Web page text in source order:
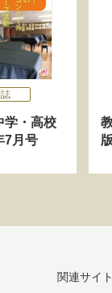
学・高校
月号
関連サイト